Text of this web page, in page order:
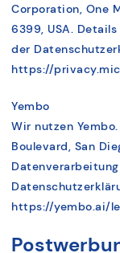
Corporation, One
6399, USA.
der
https://
Yembo
Wir nutzen
Boulevard, San
https://yembo.ai/